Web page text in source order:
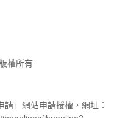
權所有
」網站申請授權，網址：